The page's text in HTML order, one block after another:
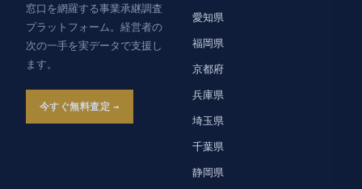
窓口を網羅する事業承継調査
プラットフォーム。経営者の
次の一手を実データで支援し
ます。
今すぐ無料査定
愛知県
福岡県
京都府
兵庫県
埼玉県
千葉県
静岡県